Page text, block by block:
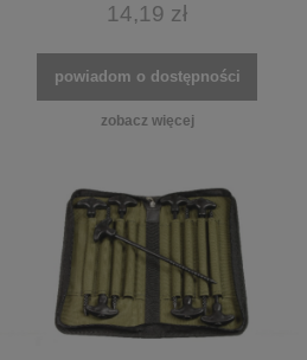
14,19 zł
powiadom o dostępności
zobacz więcej